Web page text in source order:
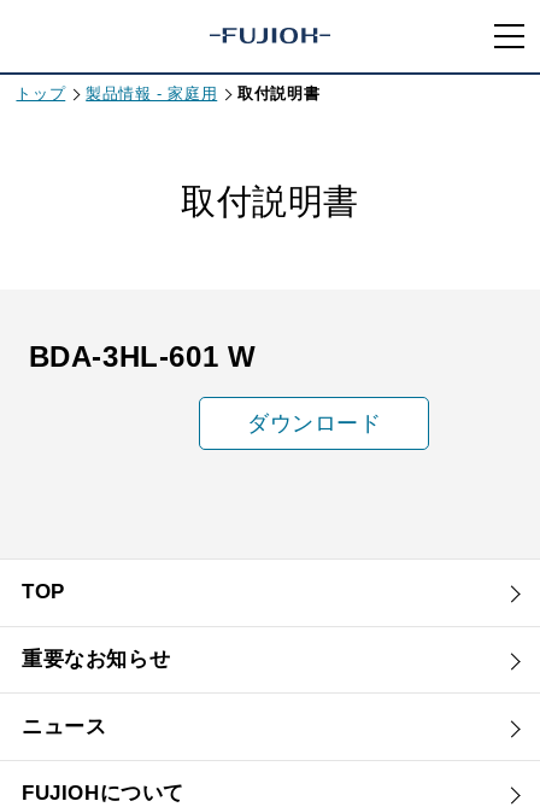
トップ 製品情報 - 家庭用 取付説明書
取付説明書
BDA-3HL-601 W
ダウンロード
TOP
重要なお知らせ
ニュース
FUJIOHについて